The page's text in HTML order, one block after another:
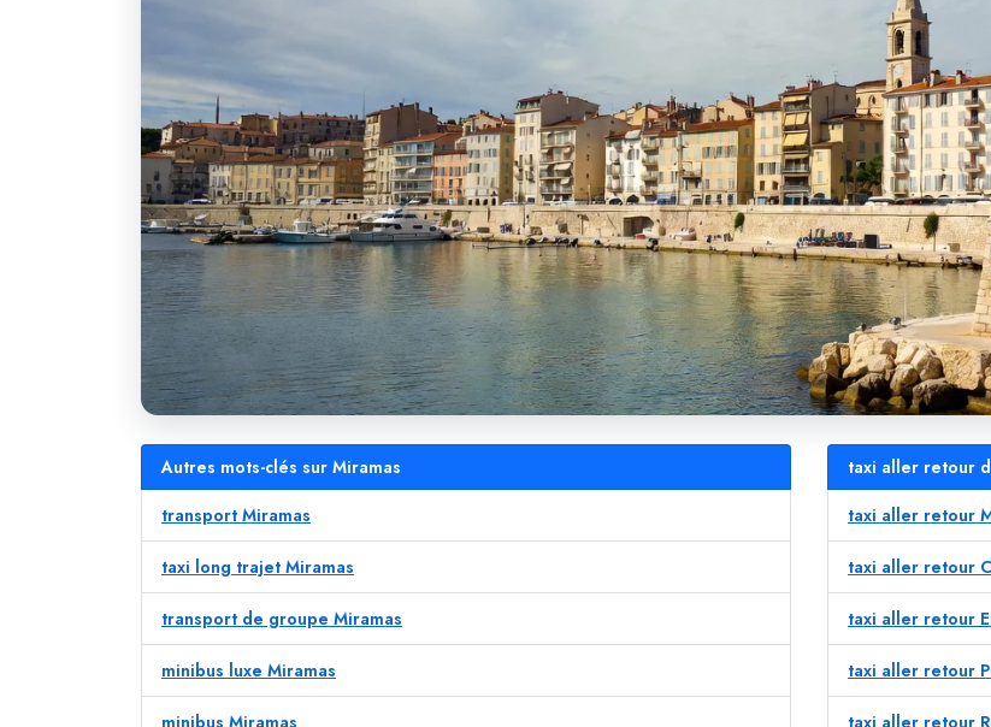
Autres mots-clés sur Miramas
transport Miramas
taxi long trajet Miramas
transport de groupe Miramas
minibus luxe Miramas
minibus Miramas
taxi aller retour
taxi aller retour
taxi aller retour
taxi aller retour
taxi aller retour
taxi aller retour